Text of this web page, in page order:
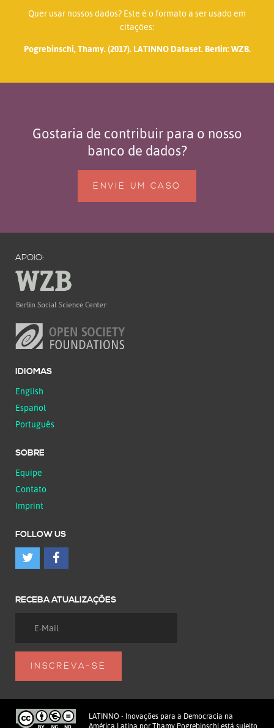
Quer usar nossos dados? Este é o formato a ser usado em
citações:
Pogrebinschi, Thamy. (2017). LATINNO Dataset. Berlin: WZB.
Gostaria de contribuir para o nosso
banco de dados?
ENVIE UM CASO
APOIO:
IDIOMAS
English
Español
Português
SOBRE
Equipe
Contato
Imprint
FOLLOW US
RECEBA ATUALIZAÇÕES
LATINNO - Inovações para a Democracia na
América Latina por Thamy Pogrebinschi está sujeito